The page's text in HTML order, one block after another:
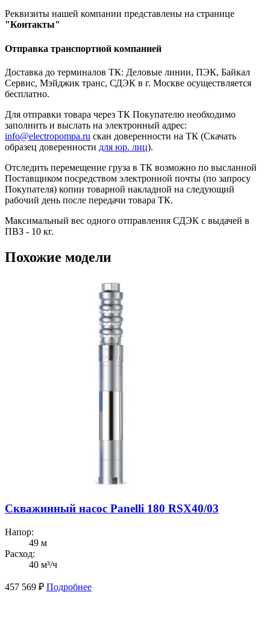
Реквизиты нашей компании представлены на странице
"Контакты"
Отправка транспортной компанией
Доставка до терминалов ТК: Деловые линии, ПЭК, Байкал
Сервис, Мэйджик транс, СДЭК в г. Москве осуществляется
бесплатно.
Для отправки товара через ТК Покупателю необходимо
заполнить и выслать на электронный адрес:
info@electropompa.ru скан доверенности на ТК (Скачать
образец доверенности для юр. лиц).
Отследить перемещение груза в ТК возможно по высланной
Поставщиком посредством электронной почты (по запросу
Покупателя) копии товарной накладной на следующий
рабочий день после передачи товара ТК.
Максимальный вес одного отправления СДЭК с выдачей в
ПВЗ - 10 кг.
Похожие модели
Скважинный насос Panelli 180 RSX40/03
Напор:
49 м
Расход:
40 м³/ч
457 569 ₽ Подробнее